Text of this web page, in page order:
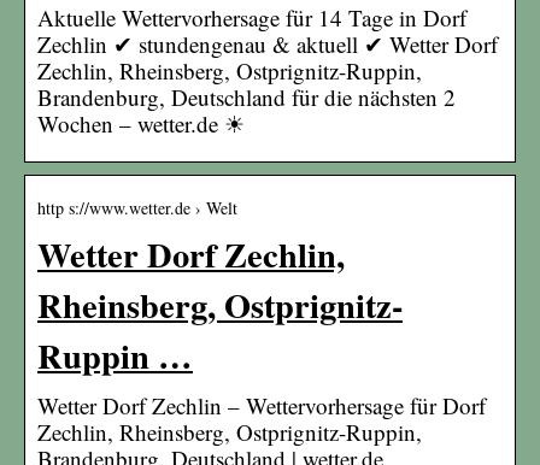
Aktuelle Wettervorhersage für 14 Tage in Dorf
Zechlin ✔ stundengenau & aktuell ✔ Wetter Dorf
Zechlin, Rheinsberg, Ostprignitz-Ruppin,
Brandenburg, Deutschland für die nächsten 2
Wochen – wetter.de ☀
http s://www.wetter.de › Welt
Wetter Dorf Zechlin,
Rheinsberg, Ostprignitz-
Ruppin …
Wetter Dorf Zechlin – Wettervorhersage für Dorf
Zechlin, Rheinsberg, Ostprignitz-Ruppin,
Brandenburg, Deutschland | wetter.de